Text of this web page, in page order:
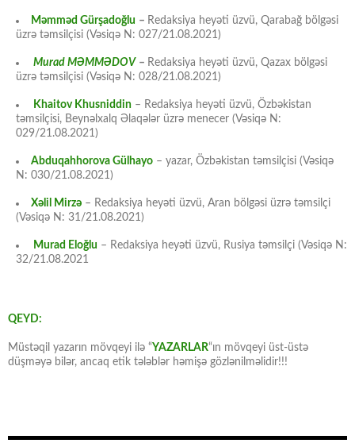
Məmməd Gürşadoğlu – Redaksiya heyəti üzvü, Qarabağ bölgəsi
üzrə təmsilçisi (Vəsiqə N: 027/21.08.2021)
Murad MƏMMƏDOV – Redaksiya heyəti üzvü, Qazax bölgəsi
üzrə təmsilçisi (Vəsiqə N: 028/21.08.2021)
Khaitov Khusniddin – Redaksiya heyəti üzvü, Özbəkistan
təmsilçisi, Beynəlxalq Əlaqələr üzrə menecer (Vəsiqə N:
029/21.08.2021)
Abduqahhorova Gülhayo – yazar, Özbəkistan təmsilçisi (Vəsiqə
N: 030/21.08.2021)
Xəlil Mirzə – Redaksiya heyəti üzvü, Aran bölgəsi üzrə təmsilçi
(Vəsiqə N: 31/21.08.2021)
Murad Eloğlu – Redaksiya heyəti üzvü, Rusiya təmsilçi (Vəsiqə N:
32/21.08.2021
QEYD:
Müstəqil yazarın mövqeyi ilə “YAZARLAR“ın mövqeyi üst-üstə
düşməyə bilər, ancaq etik tələblər həmişə gözlənilməlidir!!!